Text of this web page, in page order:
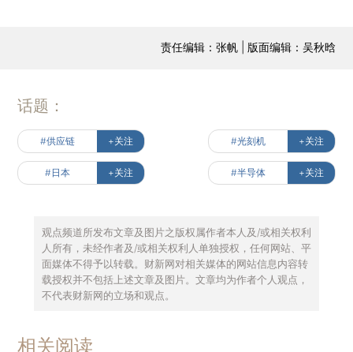
责任编辑：张帆 | 版面编辑：吴秋晗
话题：
#供应链 +关注 #光刻机 +关注
#日本 +关注 #半导体 +关注
观点频道所发布文章及图片之版权属作者本人及/或相关权利
人所有，未经作者及/或相关权利人单独授权，任何网站、平
面媒体不得予以转载。财新网对相关媒体的网站信息内容转
载授权并不包括上述文章及图片。文章均为作者个人观点，
不代表财新网的立场和观点。
相关阅读